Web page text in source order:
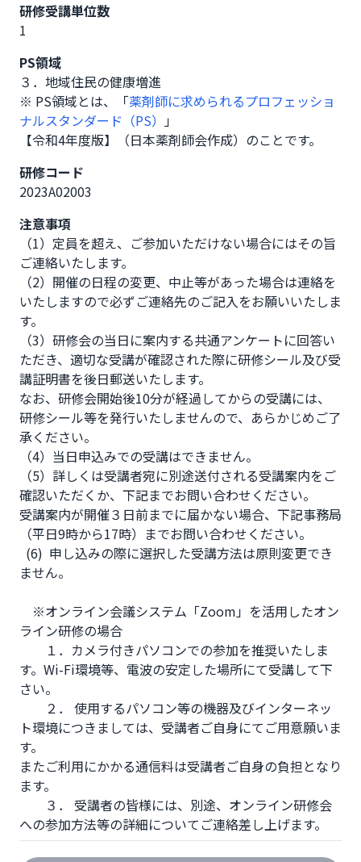
研修受講単位数
1
PS領域
３．地域住民の健康増進
※ PS領域とは、「薬剤師に求められるプロフェッショ
ナルスタンダード（PS） 」
【令和4年度版】（日本薬剤師会作成）のことです。
研修コード
2023A02003
注意事項
（1）定員を超え、ご参加いただけない場合にはその旨
ご連絡いたします。
（2）開催の日程の変更、中止等があった場合は連絡を
いたしますので必ずご連絡先のご記入をお願いいたしま
す。
（3）研修会の当日に案内する共通アンケートに回答い
ただき、適切な受講が確認された際に研修シール及び受
講証明書を後日郵送いたします。
なお、研修会開始後10分が経過してからの受講には、
研修シール等を発行いたしませんので、あらかじめご了
承ください。
（4）当日申込みでの受講はできません。
（5）詳しくは受講者宛に別途送付される受講案内をご
確認いただくか、下記までお問い合わせください。
受講案内が開催３日前までに届かない場合、下記事務局
（平日9時から17時）までお問い合わせください。
ません。
※オンライン会議システム「Zoom」を活用したオン
ライン研修の場合
１．カメラ付きパソコンでの参加を推奨いたしま
す。Wi-Fi環境等、電波の安定した場所にて受講して下
さい。
２． 使用するパソコン等の機器及びインターネッ
ト環境につきましては、受講者ご自身にてご用意願いま
す。
またご利用にかかる通信料は受講者ご自身の負担となり
ます。
３． 受講者の皆様には、別途、オンライン研修会
への参加方法等の詳細についてご連絡差し上げます。